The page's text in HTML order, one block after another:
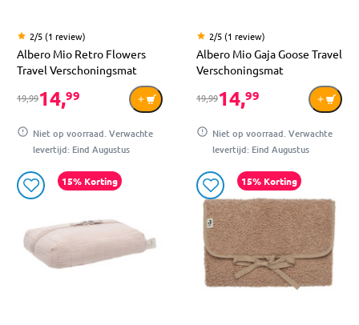
2/5 (1 review)
Albero Mio Retro Flowers
Travel Verschoningsmat
19,9914,99
Niet op voorraad. Verwachte
levertijd: Eind Augustus
2/5 (1 review)
Albero Mio Gaja Goose Travel
Verschoningsmat
19,9914,99
Niet op voorraad. Verwachte
levertijd: Eind Augustus
15% Korting 15% Korting